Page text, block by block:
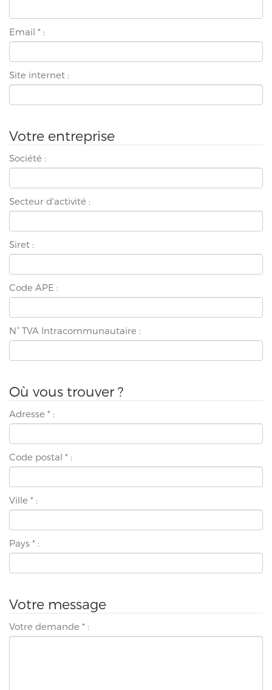
Email * :
Site internet :
Votre entreprise
Société :
Secteur d'activité :
Siret :
Code APE :
N° TVA Intracommunautaire :
Où vous trouver ?
Adresse * :
Code postal * :
Ville * :
Pays * :
Votre message
Votre demande * :